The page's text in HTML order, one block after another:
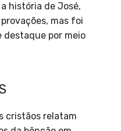
história de José,
mas foi
destaque por meio
cristãos relatam